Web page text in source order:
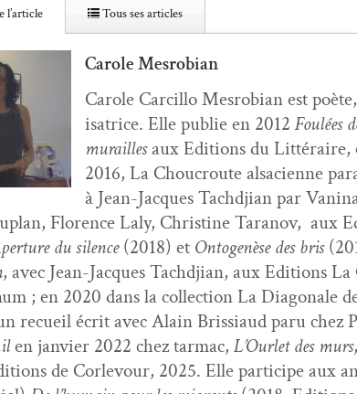
l’article Tous ses articles
Carole Mesrobian
Car­ole Car­cil­lo Mes­ro­bian est
isatrice. Elle pub­lie en 2012 Foulées
muraillesaux Edi­tions du Lit­téraire,
2016, La Chou­croute alsa­ci­enne
à Jean-Jacques Tachd­jian par
Flo­rence Laly, Chris­tine Tara­nov, aux
du silence(2018) et Onto­genèse des bris
, avec Jean-Jacques Tachd­jian, aux Edi­tions
; en 2020 dans la col­lec­tion La Diag­o­nale
recueil écrit avec Alain Bris­si­aud paru chez
en jan­vi­er 2022 chez tar­mac, L’Ourlet des murs
de Cor­levour, 2025. Elle par­ticipe aux